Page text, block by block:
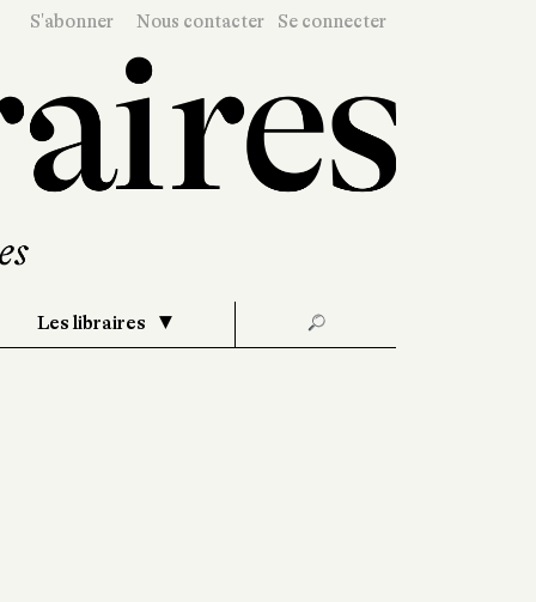
S'abonner Nous contacter Se connecter
Les libraires 🔎